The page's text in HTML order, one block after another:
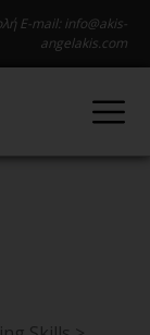
E-mail: info@akis-
angelakis.com